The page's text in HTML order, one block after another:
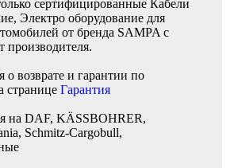
сертифицированные Кабели
Электро оборудование для
от бренда SAMPA с
производителя.
возврате и гарантии по
странице Гарантия
на DAF, KÄSSBOHRER,
Schmitz-Cargobull,